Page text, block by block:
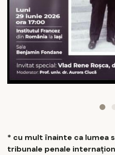
* cu mult înainte ca lumea
tribunale penale